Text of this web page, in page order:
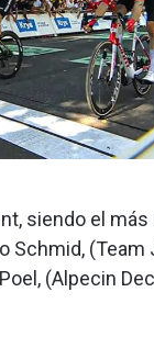
siendo el
Schmid,
(Alpecin